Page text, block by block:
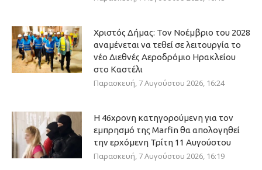
Χριστός Δήμας: Τον Νοέμβριο του 2028
αναμένεται να τεθεί σε λειτουργία το
νέο Διεθνές Αεροδρόμιο Ηρακλείου
στο Καστέλι
Παρασκευή, 7 Αυγούστου 2026, 16:24
Η 46χρονη κατηγορούμενη για τον
εμπρησμό της Marfin θα απολογηθεί
την ερχόμενη Τρίτη 11 Αυγούστου
Παρασκευή, 7 Αυγούστου 2026, 16:19